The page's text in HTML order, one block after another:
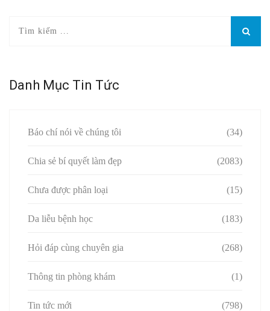
Danh Mục Tin Tức
Báo chí nói về chúng tôi (34)
Chia sẻ bí quyết làm đẹp (2083)
Chưa được phân loại (15)
Da liễu bệnh học (183)
Hỏi đáp cùng chuyên gia (268)
Thông tin phòng khám (1)
Tin tức mới (798)